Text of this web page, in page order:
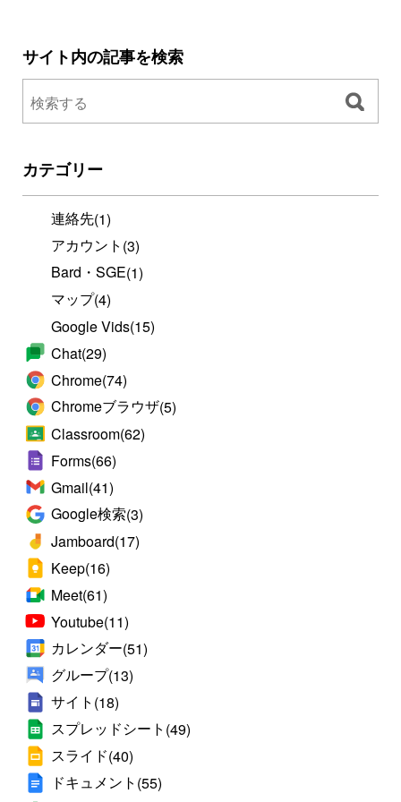
サイト内の記事を検索
カテゴリー
連絡先(1)
アカウント (3)
Bard・SGE(1)
マップ(4)
Google Vids(15)
Chat(29)
Chrome(74)
Chromeブラウザ(5)
Classroom(62)
Forms(66)
Gmail(41)
Google検索(3)
Jamboard(17)
Keep(16)
Meet(61)
Youtube(11)
カレンダー(51)
グループ(13)
サイト (18)
スプレッドシート (49)
スライド(40)
ドキュメント (55)